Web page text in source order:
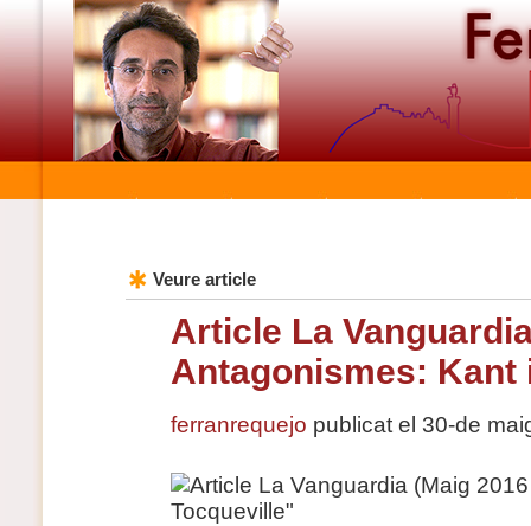
Veure article
Article La
Antagonismes: Kant
ferranrequejo publicat el 30-de